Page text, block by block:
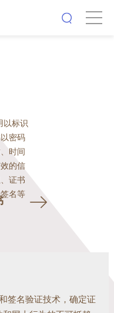
以标识
密码
时间
的信
证书
名等
证书
签名验证技术，确定证